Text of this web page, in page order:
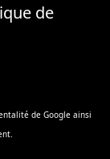
de
de Google ainsi